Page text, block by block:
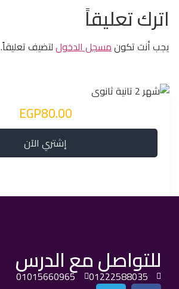
اترك تعليقاً
يجب أنت تكونمسجل الدخوللتضيف تعليقاً.
EGP80.00
إشتري الآن
للتواصل مع الدرس
01222588035
01015660965